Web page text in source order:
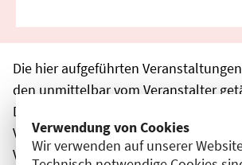
Verwendung von Cookies
Wir verwenden auf unserer
Die hier aufgeführten
den unmittelbar vom Veranstalter
Die Ärztekammer Berlin übernimmt
Verantwortung für den Inhalt, die
Veranstalter.